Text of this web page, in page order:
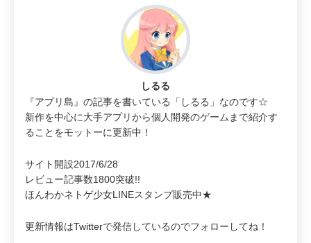
しるる
『アプリ島』の記事を書いている「しるる」なのです☆
新作を中心に大手アプリから個人開発のゲームまで紹介す
ることをモットーに更新中！
サイト開設2017/6/28
レビュー記事数1800突破!!
ほんわかネトゲ少女LINEスタンプ販売中★
更新情報はTwitterで発信しているのでフォローしてね！